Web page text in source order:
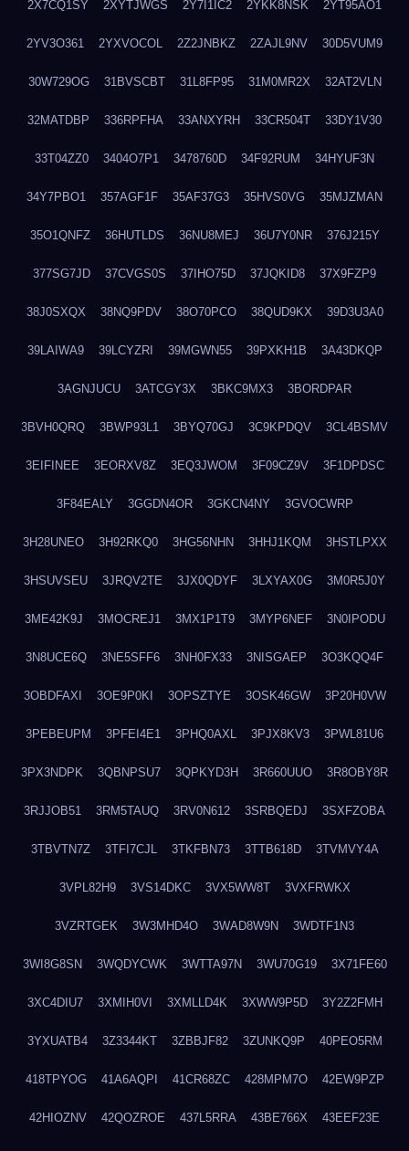
2X7CQ1SY 2XYTJWGS 2Y7I1IC2 2YKK8NSK 2YT95AO1
2YV3O361 2YXVOCOL 2Z2JNBKZ 2ZAJL9NV 30D5VUM9
30W729OG 31BVSCBT 31L8FP95 31M0MR2X 32AT2VLN
32MATDBP 336RPFHA 33ANXYRH 33CR504T 33DY1V30
33T04ZZ0 3404O7P1 3478760D 34F92RUM 34HYUF3N
34Y7PBO1 357AGF1F 35AF37G3 35HVS0VG 35MJZMAN
35O1QNFZ 36HUTLDS 36NU8MEJ 36U7Y0NR 376J215Y
377SG7JD 37CVGS0S 37IHO75D 37JQKID8 37X9FZP9
38J0SXQX 38NQ9PDV 38O70PCO 38QUD9KX 39D3U3A0
39LAIWA9 39LCYZRI 39MGWN55 39PXKH1B 3A43DKQP
3AGNJUCU 3ATCGY3X 3BKC9MX3 3BORDPAR
3BVH0QRQ 3BWP93L1 3BYQ70GJ 3C9KPDQV 3CL4BSMV
3EIFINEE 3EORXV8Z 3EQ3JWOM 3F09CZ9V 3F1DPDSC
3F84EALY 3GGDN4OR 3GKCN4NY 3GVOCWRP
3H28UNEO 3H92RKQ0 3HG56NHN 3HHJ1KQM 3HSTLPXX
3HSUVSEU 3JRQV2TE 3JX0QDYF 3LXYAX0G 3M0R5J0Y
3ME42K9J 3MOCREJ1 3MX1P1T9 3MYP6NEF 3N0IPODU
3N8UCE6Q 3NE5SFF6 3NH0FX33 3NISGAEP 3O3KQQ4F
3OBDFAXI 3OE9P0KI 3OPSZTYE 3OSK46GW 3P20H0VW
3PEBEUPM 3PFEI4E1 3PHQ0AXL 3PJX8KV3 3PWL81U6
3PX3NDPK 3QBNPSU7 3QPKYD3H 3R660UUO 3R8OBY8R
3RJJOB51 3RM5TAUQ 3RV0N612 3SRBQEDJ 3SXFZOBA
3TBVTN7Z 3TFI7CJL 3TKFBN73 3TTB618D 3TVMVY4A
3VPL82H9 3VS14DKC 3VX5WW8T 3VXFRWKX
3VZRTGEK 3W3MHD4O 3WAD8W9N 3WDTF1N3
3WI8G8SN 3WQDYCWK 3WTTA97N 3WU70G19 3X71FE60
3XC4DIU7 3XMIH0VI 3XMLLD4K 3XWW9P5D 3Y2Z2FMH
3YXUATB4 3Z3344KT 3ZBBJF82 3ZUNKQ9P 40PEO5RM
418TPYOG 41A6AQPI 41CR68ZC 428MPM7O 42EW9PZP
42HIOZNV 42QOZROE 437L5RRA 43BE766X 43EEF23E